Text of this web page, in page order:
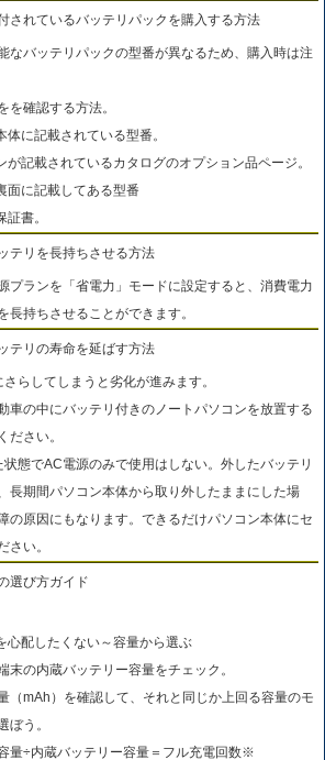
されているバッテリパックを購入する方法
なバッテリパックの型番が異なるため、購入時は注
を確認する方法。
に記載されている型番。
が記載されているカタログのオプション品ページ。
面に記載してある型番
書。
テリを長持ちさせる方法
プランを「省電力」モードに設定すると、消費電力
長持ちさせることができます。
テリの寿命を延ばす方法
らしてしまうと劣化が進みます。
車の中にバッテリ付きのノートパソコンを放置する
ださい。
態でAC電源のみで使用はしない。外したバッテリ
長期間パソコン本体から取り外したままにした場
の原因にもなります。できるだけパソコン本体にセ
さい。
選び方ガイド
心配したくない～容量から選ぶ
末の内蔵バッテリー容量をチェック。
（mAh）を確認して、それと同じか上回る容量のモ
ぼう。
量÷内蔵バッテリー容量＝フル充電回数※